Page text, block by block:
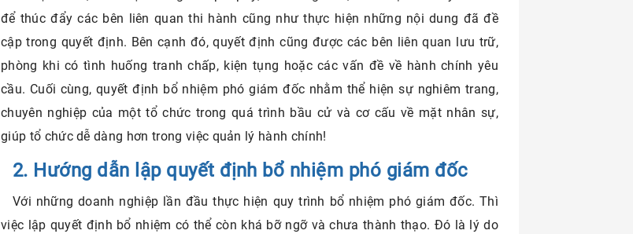
để thúc đẩy các bên liên quan thi hành cũng như thực hiện những nội dung đã đề
cập trong quyết định. Bên cạnh đó, quyết định cũng được các bên liên quan lưu trữ,
phòng khi có tình huống tranh chấp, kiện tụng hoặc các vấn đề về hành chính yêu
cầu. Cuối cùng, quyết định bổ nhiệm phó giám đốc nhằm thể hiện sự nghiêm trang,
chuyên nghiệp của một tổ chức trong quá trình bầu cử và cơ cấu về mặt nhân sự,
giúp tổ chức dễ dàng hơn trong việc quản lý hành chính!
2. Hướng dẫn lập quyết định bổ nhiệm phó giám đốc
Với những doanh nghiệp lần đầu thực hiện quy trình bổ nhiệm phó giám đốc. Thì
việc lập quyết định bổ nhiệm có thể còn khá bỡ ngỡ và chưa thành thạo. Đó là lý do